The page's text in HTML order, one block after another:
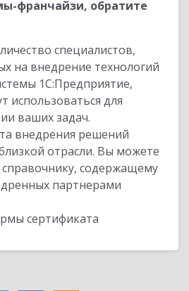
франчайзи, обратите
специалистов,
на внедрение технологий
1С:Предприятие,
использоваться для
ваших задач.
внедрения решений
отрасли. Вы можете
справочнику, содержащему
партнерами
сертификата